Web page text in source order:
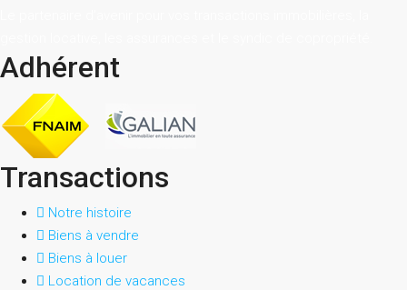
Adhérent
Transactions
Notre histoire
Biens à vendre
Biens à louer
Location de vacances